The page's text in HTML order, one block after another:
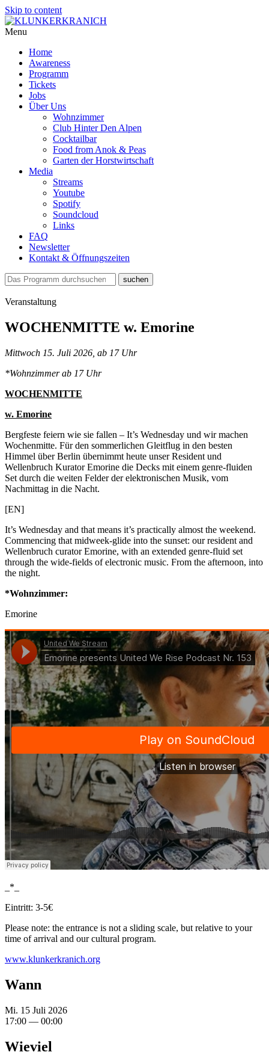
Skip to content
Menu
Home
Awareness
Programm
Tickets
Jobs
Über Uns
Wohnzimmer
Club Hinter Den Alpen
Cocktailbar
Food from Anok & Peas
Garten der Horstwirtschaft
Media
Streams
Youtube
Spotify
Soundcloud
Links
FAQ
Newsletter
Kontakt & Öffnungszeiten
suchen
Veranstaltung
WOCHENMITTE w. Emorine
Mittwoch 15. Juli 2026, ab 17 Uhr
*Wohnzimmer ab 17 Uhr
WOCHENMITTE
w. Emorine
Bergfeste feiern wie sie fallen – It’s Wednesday und wir machen
Wochenmitte. Für den sommerlichen Gleitflug in den besten
Himmel über Berlin übernimmt heute unser Resident und
Wellenbruch Kurator Emorine die Decks mit einem genre-fluiden
Set durch die weiten Felder der elektronischen Musik, vom
Nachmittag in die Nacht.
[EN]
It’s Wednesday and that means it’s practically almost the weekend.
Commencing that midweek-glide into the sunset: our resident and
Wellenbruch curator Emorine, with an extended genre-fluid set
through the wide-fields of electronic music. From the afternoon, into
the night.
*Wohnzimmer:
Emorine
_*_
Eintritt: 3-5€
Please note: the entrance is not a sliding scale, but relative to your
time of arrival and our cultural program.
www.klunkerkranich.org
Wann
Mi. 15 Juli 2026
17:00 — 00:00
Wieviel